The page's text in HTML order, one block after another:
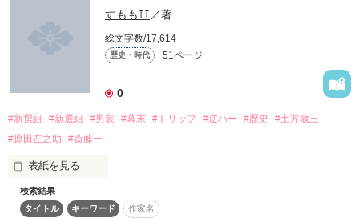
-*-*-*-*-*-*-*-*-*-*-*-*-*-*-*-*-*-*-*-
最高１位にランクイン!!!!
…いえいえ、彼女は
「見ての通り、『狐』だよ。
…ただの狐じゃないぞ？
.
また私は君に恋をする
憎しみと恨みから
出来たものだとしても
すももﾓﾓ／著
総文字数/17,614
歴史・時代 51ページ
0
#新撰組 #新選組 #男装 #幕末 #トリップ #逆ハー #歴史
#土方歳三
#原田左之助
#斎藤一
表紙を見る
親の影響で新撰組が大好き。
検索結果
タイトル
キーワード 作家名